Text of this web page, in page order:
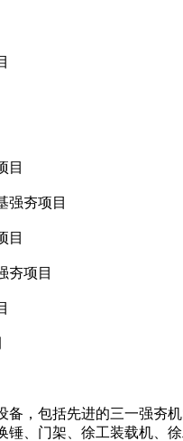
目
强夯项目
目
夯项目
备，包括先进的三一强夯
锤、门架、徐工装载机、